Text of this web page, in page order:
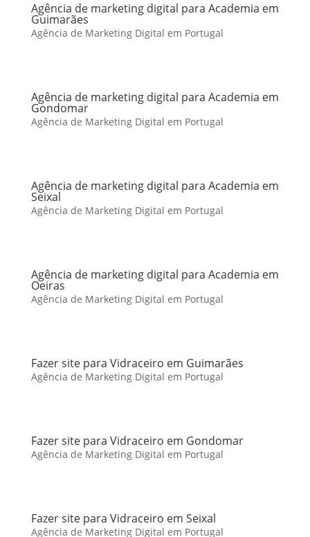
Agência de marketing digital para Academia em
Guimarães
Agência de Marketing Digital em Portugal
Agência de marketing digital para Academia em
Gondomar
Agência de Marketing Digital em Portugal
Agência de marketing digital para Academia em
Seixal
Agência de Marketing Digital em Portugal
Agência de marketing digital para Academia em
Oeiras
Agência de Marketing Digital em Portugal
Fazer site para Vidraceiro em Guimarães
Agência de Marketing Digital em Portugal
Fazer site para Vidraceiro em Gondomar
Agência de Marketing Digital em Portugal
Fazer site para Vidraceiro em Seixal
Agência de Marketing Digital em Portugal